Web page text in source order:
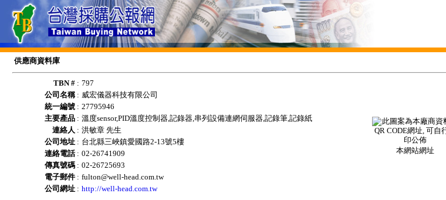
供應商資料庫
TBN # : 797
本網站網址
公司名稱: 威宏儀器科技有限公司
統一編號 : 27795946
主要產品 : 溫度sensor,PID溫度控制器,記錄器,串列設備連網伺服器,記錄筆,記錄紙
連絡人 : 洪敏章 先生
公司地址 : 台北縣三峽鎮愛國路2-13號5樓
連絡電話: 02-26741909
傳真號碼 : 02-26725693
電子郵件 : fulton@well-head.com.tw
公司網址 : http://well-head.com.tw